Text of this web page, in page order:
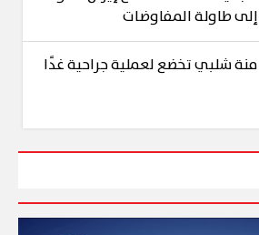
إلى طاولة المفاوضات
منة شلبي تخضع لعملية جراحية غدًا